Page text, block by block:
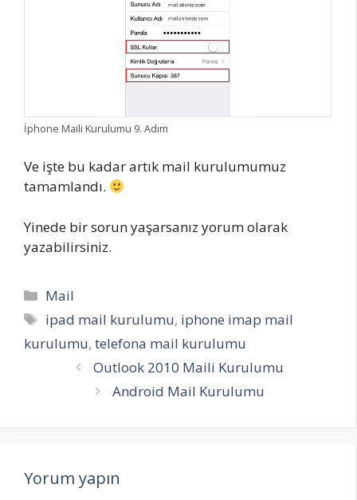
İphone Maili Kurulumu 9. Adım
Ve işte bu kadar artık mail kurulumumuz
tamamlandı.
Yinede bir sorun yaşarsanız yorum olarak
yazabilirsiniz.
Kategoriler
Mail
Etiketler
ipad mail kurulumu, iphone imap mail
kurulumu, telefona mail kurulumu
Outlook 2010 Maili Kurulumu
Android Mail Kurulumu
Yorum yapın